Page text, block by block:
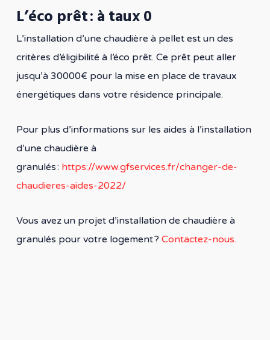
L’éco prêt : à taux 0
L’installation d’une chaudière à pellet est un des
critères d’éligibilité à l’éco prêt. Ce prêt peut aller
jusqu’à 30000€ pour la mise en place de travaux
énergétiques dans votre résidence principale.
Pour plus d’informations sur les aides à l’installation
d’une chaudière à
granulés : https://www.gfservices.fr/changer-de-
chaudieres-aides-2022/
Vous avez un projet d’installation de chaudière à
granulés pour votre logement ? Contactez-nous.